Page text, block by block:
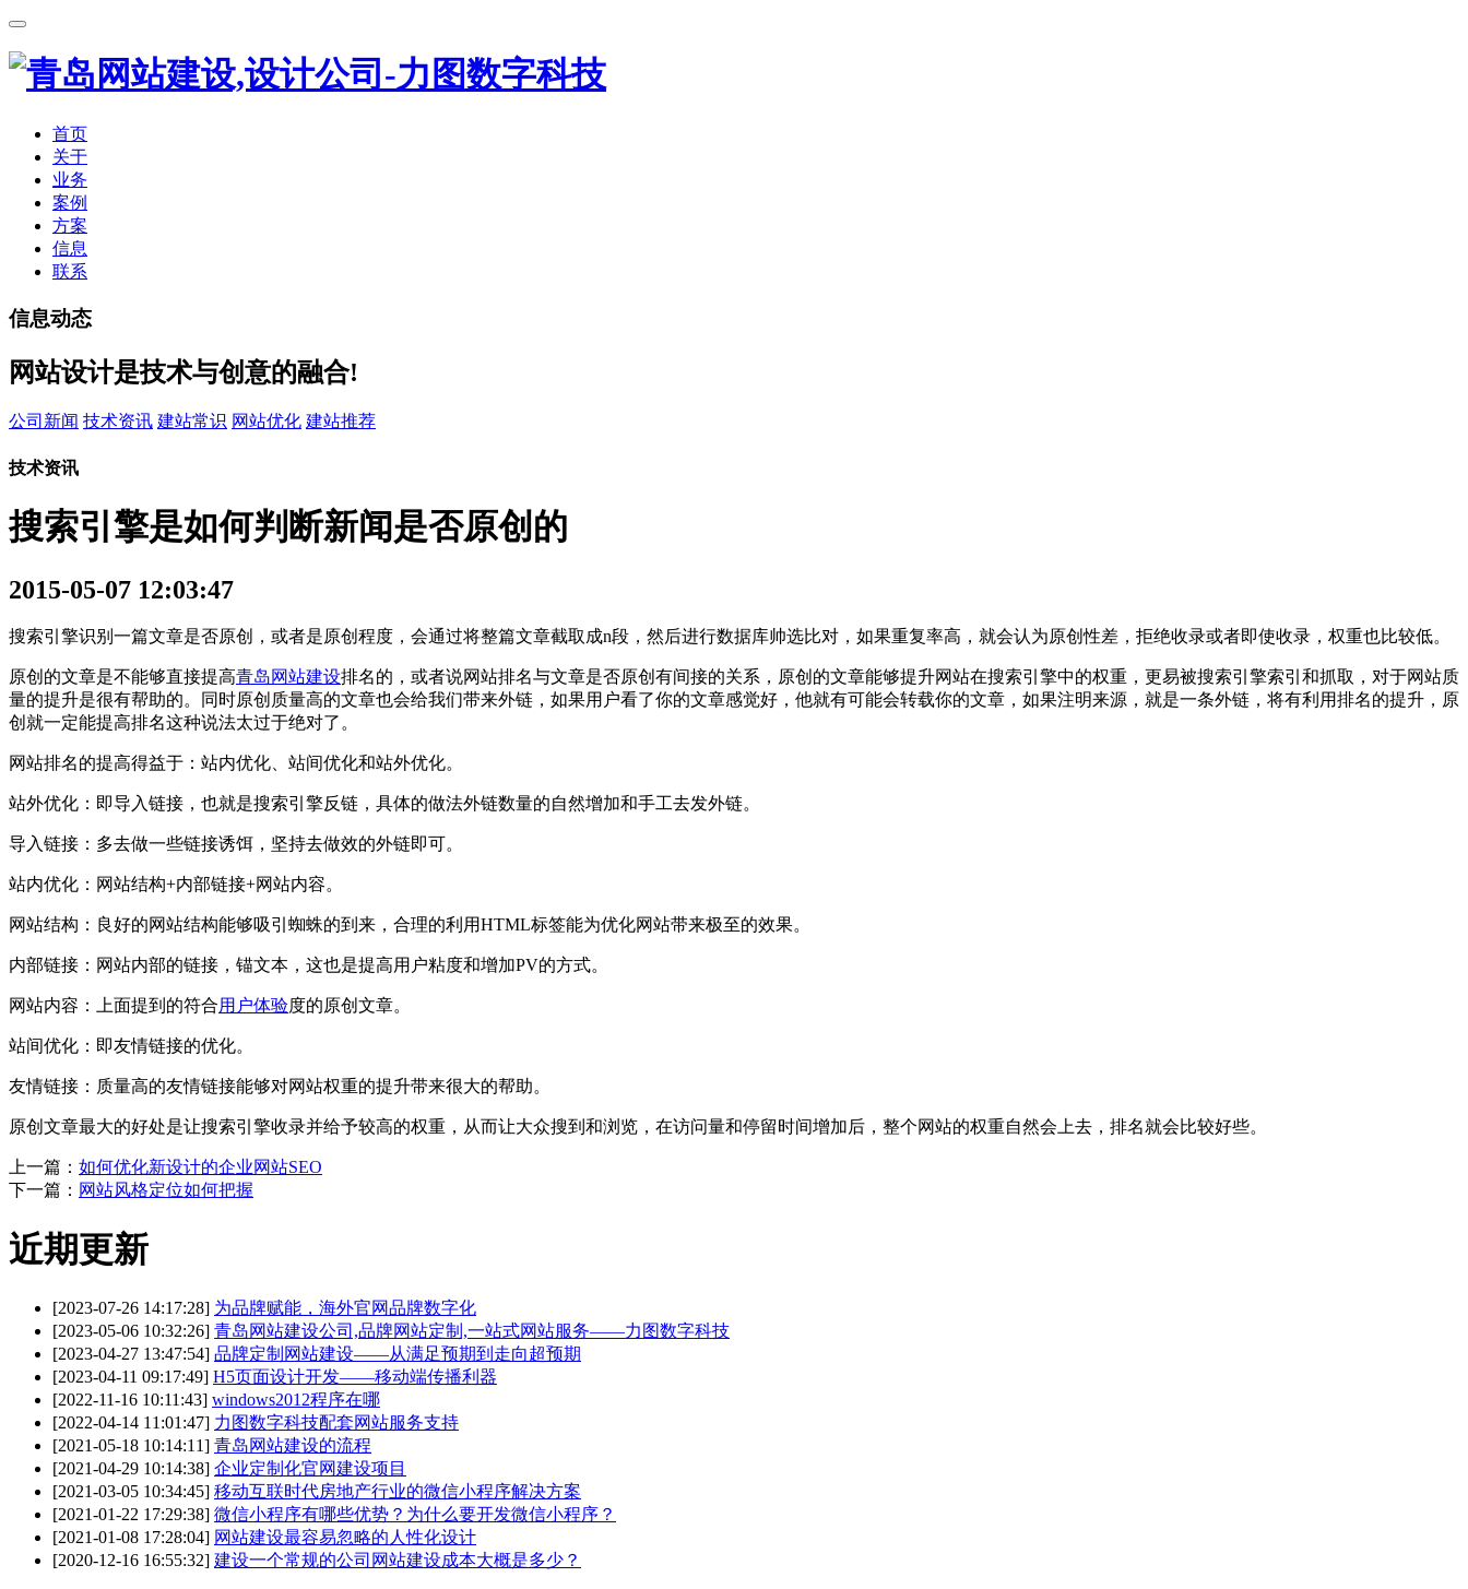
首页
关于
业务
案例
方案
信息
联系
信息动态
网站设计是技术与创意的融合!
公司新闻 技术资讯 建站常识 网站优化 建站推荐
技术资讯
搜索引擎是如何判断新闻是否原创的
2015-05-07 12:03:47
搜索引擎识别一篇文章是否原创，或者是原创程度，会通过将整篇文章截取成n段，然后进行数据库帅选比对，如果重复率高，就会认为原创性差，拒绝收录或者即使收录，权重也比较低。
原创的文章是不能够直接提高青岛网站建设排名的，或者说网站排名与文章是否原创有间接的关系，原创的文章能够提升网站在搜索引擎中的权重，更易被搜索引擎索引和抓取，对于网站质
量的提升是很有帮助的。同时原创质量高的文章也会给我们带来外链，如果用户看了你的文章感觉好，他就有可能会转载你的文章，如果注明来源，就是一条外链，将有利用排名的提升，原
创就一定能提高排名这种说法太过于绝对了。
网站排名的提高得益于：站内优化、站间优化和站外优化。
站外优化：即导入链接，也就是搜索引擎反链，具体的做法外链数量的自然增加和手工去发外链。
导入链接：多去做一些链接诱饵，坚持去做效的外链即可。
站内优化：网站结构+内部链接+网站内容。
网站结构：良好的网站结构能够吸引蜘蛛的到来，合理的利用HTML标签能为优化网站带来极至的效果。
内部链接：网站内部的链接，锚文本，这也是提高用户粘度和增加PV的方式。
网站内容：上面提到的符合用户体验度的原创文章。
站间优化：即友情链接的优化。
友情链接：质量高的友情链接能够对网站权重的提升带来很大的帮助。
原创文章最大的好处是让搜索引擎收录并给予较高的权重，从而让大众搜到和浏览，在访问量和停留时间增加后，整个网站的权重自然会上去，排名就会比较好些。
上一篇： 如何优化新设计的企业网站SEO
下一篇： 网站风格定位如何把握
近期更新
[2023-07-26 14:17:28] 为品牌赋能，海外官网品牌数字化
[2023-05-06 10:32:26] 青岛网站建设公司,品牌网站定制,一站式网站服务——力图数字科技
[2023-04-27 13:47:54] 品牌定制网站建设——从满足预期到走向超预期
[2023-04-11 09:17:49] H5页面设计开发——移动端传播利器
[2022-11-16 10:11:43] windows2012程序在哪
[2022-04-14 11:01:47] 力图数字科技配套网站服务支持
[2021-05-18 10:14:11] 青岛网站建设的流程
[2021-04-29 10:14:38] 企业定制化官网建设项目
[2021-03-05 10:34:45] 移动互联时代房地产行业的微信小程序解决方案
[2021-01-22 17:29:38] 微信小程序有哪些优势？为什么要开发微信小程序？
[2021-01-08 17:28:04] 网站建设最容易忽略的人性化设计
[2020-12-16 16:55:32] 建设一个常规的公司网站建设成本大概是多少？